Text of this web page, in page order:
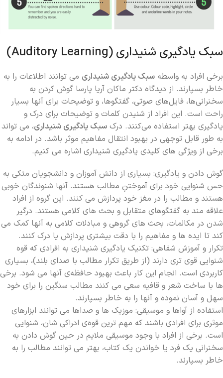
سبک یادگیری شنیداری (Auditory Learning)
برخی افراد به واسطه سبک یادگیری شنیداری می توانند اطلاعات را به
خاطر بسپارند. از دیدگاه دکتر ماکان آریا پارسا گوش کردن به
سخنرانی‌ها، فایل‌های صوتی، گفتگوها، و توضیحات برای آنها بسیار
راحت است. این افراد از شنیدن کلمات و توضیحات برای درک و
یادگیری بهتر استفاده می‌کنند. درک سبک یادگیری شنیداری، می تواند
به طور قابل توجهی در بهبود انتقال مفاهیم موثر باشد. در ادامه به
برخی از ویژگی های کلیدی یادگیری شنیداری اشاره می کنیم.
گوش دادن و یادگیری: بسیاری از دانش آموزان و دانشجویان متکی به
حس شنوایی خود برای آموختنِ مطالب هستند. آنها شنوندگان خوبی
هستند و مطالب را در مغز خود پردازش می کنند. این گروه از افراد
علاقه مند به گفتگوهای متقابل و بحث های کلامی هستند. درگیر
شدن در مکالمات، بحث های گروهی و مبادلات کلامی به آنها کمک می
کند تا ایده ها و مفاهیم را با دقت بیشتری پردازش یا درک کنند.
تکرار و آموزش شفاهی: تکنیک یادگیری شنیداری به افرادی که قوه
شنوایی قوی تری دارند (از طریق تکرار مطالب با صدای بلند)، بسیاری
کاربردی است. انجام این کار باعث بهبود حافظه‌ی آنها می شود. برخی
ها با ساخت شعر و قافیه سعی می کنند مطالب سنگین را برای خود
سهل و آسان نموده و آنها را به خاطر بسپارند.
استفاده از آواها و موسیقی: موزیک ها و صداها می توانند ابزارهای
موثری برای افرادی باشند که مهم ترین قوه‌ی ادراکی شان، شنوایی
است. برخی از افراد با وجود موسیقی ملایم در حین گوش دادن به
سخنرانی یک فرد یا خواندن یک کتاب، بهتر می توانند مطالب را به
خاطر بسپارند.